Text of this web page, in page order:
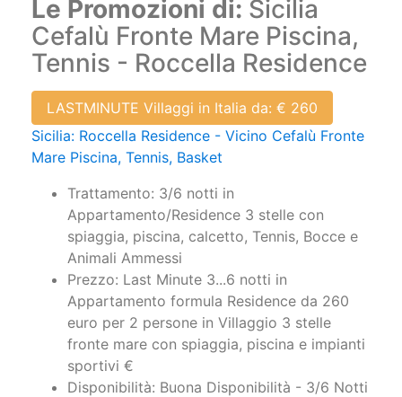
Le Promozioni di: Sicilia
Cefalù Fronte Mare Piscina,
Tennis - Roccella Residence
LASTMINUTE Villaggi in Italia da: € 260
Sicilia: Roccella Residence - Vicino Cefalù Fronte
Mare Piscina, Tennis, Basket
Trattamento: 3/6 notti in
Appartamento/Residence 3 stelle con
spiaggia, piscina, calcetto, Tennis, Bocce e
Animali Ammessi
Prezzo: Last Minute 3...6 notti in
Appartamento formula Residence da 260
euro per 2 persone in Villaggio 3 stelle
fronte mare con spiaggia, piscina e impianti
sportivi €
Disponibilità: Buona Disponibilità - 3/6 Notti